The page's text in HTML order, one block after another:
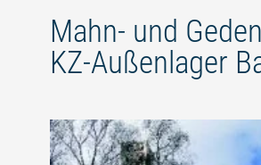
Mahn- und
KZ-Außenlager